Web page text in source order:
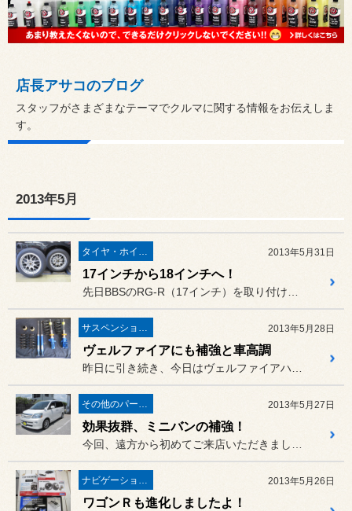
店長アサコのブログ
スタッフがさまざまなテーマでクルマに関する情報をお伝えしま
す。
2013年5月
2013年5月31日
17インチから18インチへ！
2013年5月28日
ヴェルファイアにも補強と車高調
2013年5月27日
効果抜群、ミニバンの補強！
2013年5月26日
ワゴンＲも進化しましたよ！